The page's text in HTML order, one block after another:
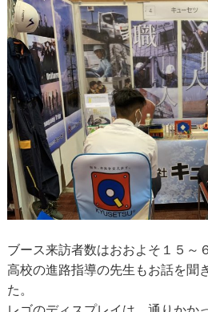
ブース来訪者数はおおよそ１５～
高校の進路指導の先生もお話を聞
た。